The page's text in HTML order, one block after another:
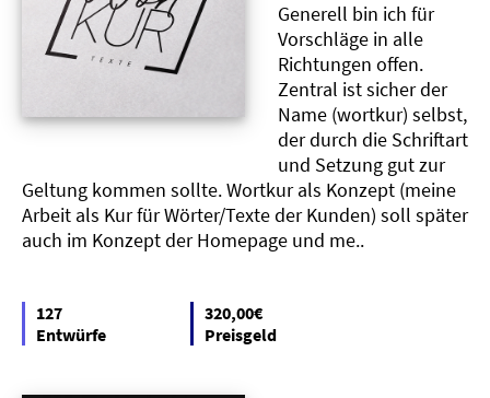
Generell bin ich für
Vorschläge in alle
Richtungen offen.
Zentral ist sicher der
Name (wortkur) selbst,
der durch die Schriftart
und Setzung gut zur
Geltung kommen sollte. Wortkur als Konzept (meine
Arbeit als Kur für Wörter/Texte der Kunden) soll später
auch im Konzept der Homepage und me..
127
Entwürfe
320,00€
Preisgeld